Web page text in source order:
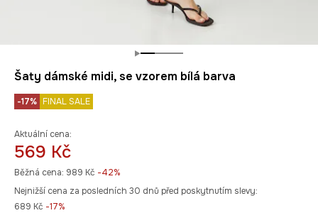
Šaty dámské midi, se vzorem bílá barva
-17% FINAL SALE
Aktuální cena:
569 Kč
Běžná cena: 989 Kč -42%
Nejnižší cena za posledních 30 dnů před poskytnutím slevy:
689 Kč -17%